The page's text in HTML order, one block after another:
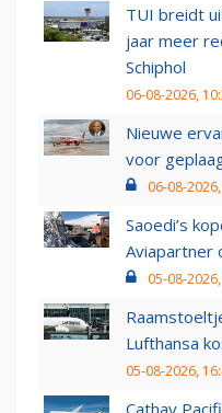
TUI breidt
jaar meer
Schiphol
06-08-2026,
Nieuwe
voor
06-08-
Saoedi’s
Aviapartner
05-08-
Lufthansa
05-08-2026,
Cathay